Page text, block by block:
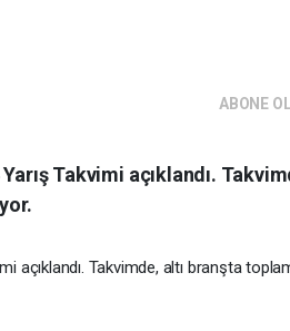
ABONE OL
Takvimi açıklandı.
açıklandı. Takvimde, altı branşta